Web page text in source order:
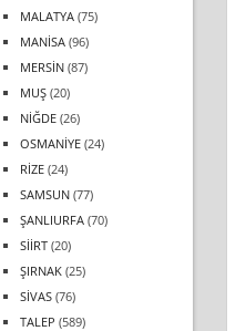
MALATYA (75)
MANİSA (96)
MERSİN (87)
MUŞ (20)
NİĞDE (26)
OSMANİYE (24)
RİZE (24)
SAMSUN (77)
ŞANLIURFA (70)
SİİRT (20)
ŞIRNAK (25)
SİVAS (76)
TALEP (589)